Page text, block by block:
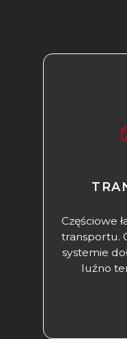
Częściowe
transportu.
systemie
luźno